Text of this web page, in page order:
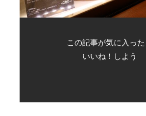
この記事が気に入った
いいね！しよう